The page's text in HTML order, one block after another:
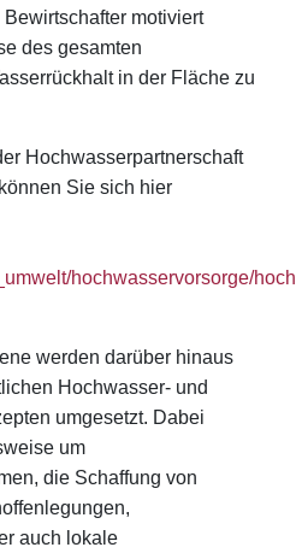
motiviert
des gesamten
in der Fläche zu
Hochwasserpartnerschaft
Sie sich hier
hochwasservorsorge/
werden darüber hinaus
Hochwasser- und
umgesetzt. Dabei
um
die Schaffung von
auch lokale